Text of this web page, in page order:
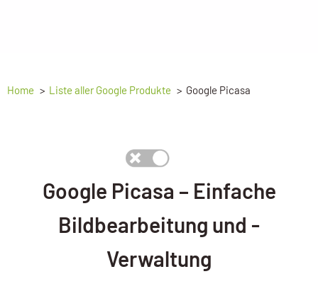
Home Liste aller Google Produkte Google Picasa
Google Picasa – Einfache
Bildbearbeitung und -
Verwaltung